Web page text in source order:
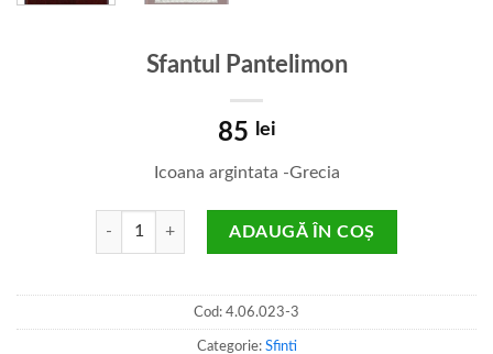
Sfantul Pantelimon
85 lei
Icoana argintata -Grecia
Cantitate Sfantul Pantelimon
ADAUGĂ ÎN COȘ
Cod: 4.06.023-3
Categorie: Sfinti